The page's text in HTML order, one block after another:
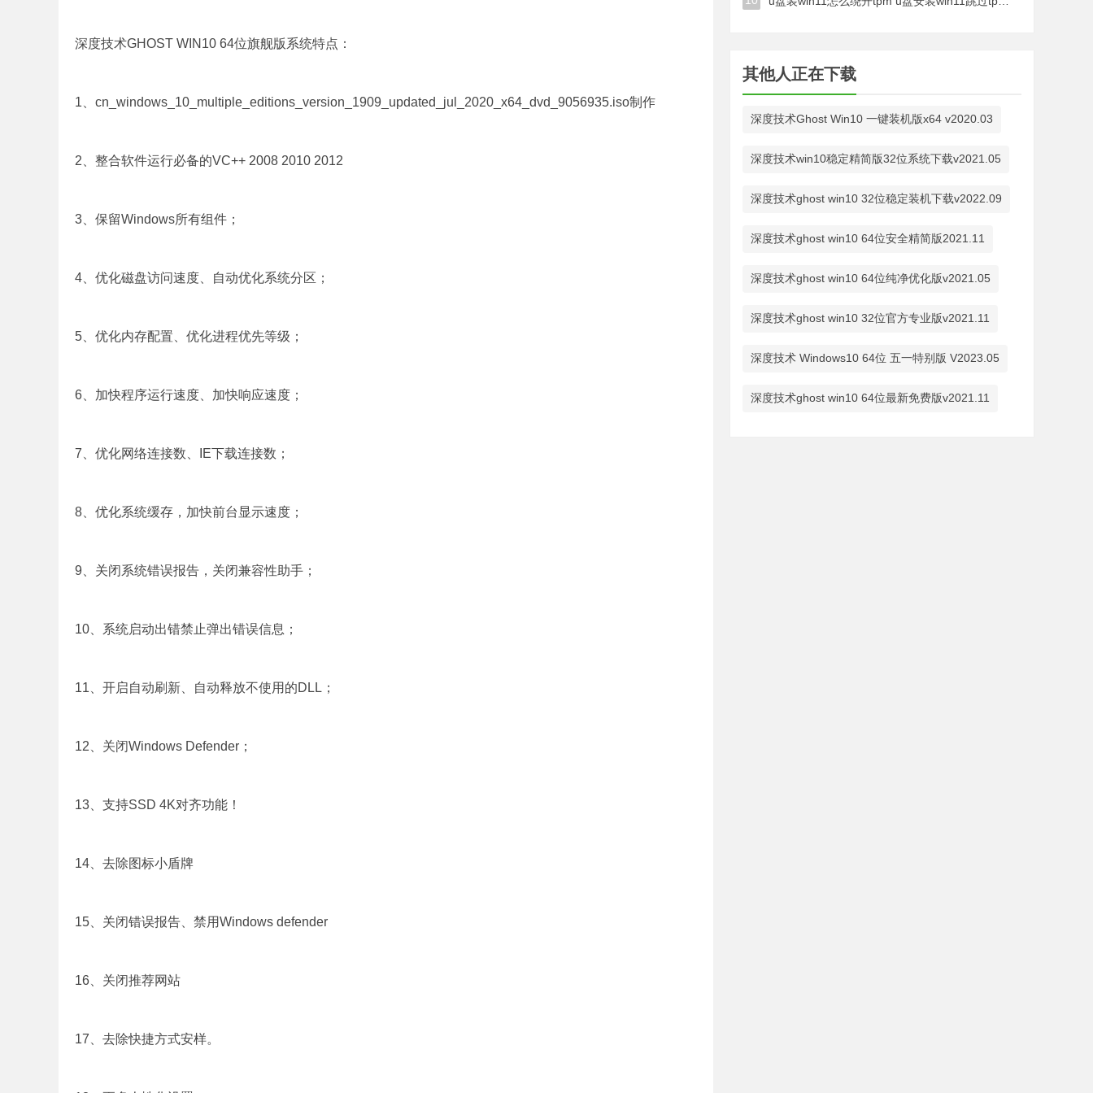
深度技术GHOST WIN10 64位旗舰版系统特点：
1、cn_windows_10_multiple_editions_version_1909_updated_jul_2020_x64_dvd_9056935.iso制作
2、整合软件运行必备的VC++ 2008 2010 2012
3、保留Windows所有组件；
4、优化磁盘访问速度、自动优化系统分区；
5、优化内存配置、优化进程优先等级；
6、加快程序运行速度、加快响应速度；
7、优化网络连接数、IE下载连接数；
8、优化系统缓存，加快前台显示速度；
9、关闭系统错误报告，关闭兼容性助手；
10、系统启动出错禁止弹出错误信息；
11、开启自动刷新、自动释放不使用的DLL；
12、关闭Windows Defender；
13、支持SSD 4K对齐功能！
14、去除图标小盾牌
15、关闭错误报告、禁用Windows defender
16、关闭推荐网站
17、去除快捷方式安样。
其他人正在下载
深度技术Ghost Win10 一键装机版x64 v2020.03
深度技术win10稳定精简版32位系统下载v2021.05
​深度技术ghost win10 32位稳定装机下载v2022.09
深度技术ghost win10 64位安全精简版2021.11
深度技术ghost win10 64位纯净优化版v2021.05
深度技术ghost win10 32位官方专业版v2021.11
深度技术 Windows10 64位 五一特别版 V2023.05
深度技术ghost win10 64位最新免费版v2021.11